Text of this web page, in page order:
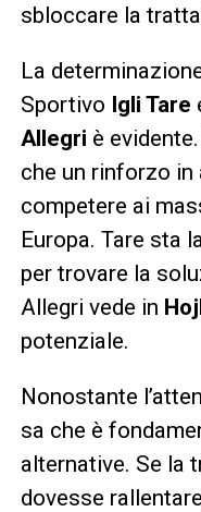
sbloccare la
La
Sportivo Igli Tare
Allegri è
che un rinforzo
competere ai
Europa. Tare sta
per trovare la
Allegri vede in
potenziale.
Nonostante
sa che è
alternative. Se la
dovesse